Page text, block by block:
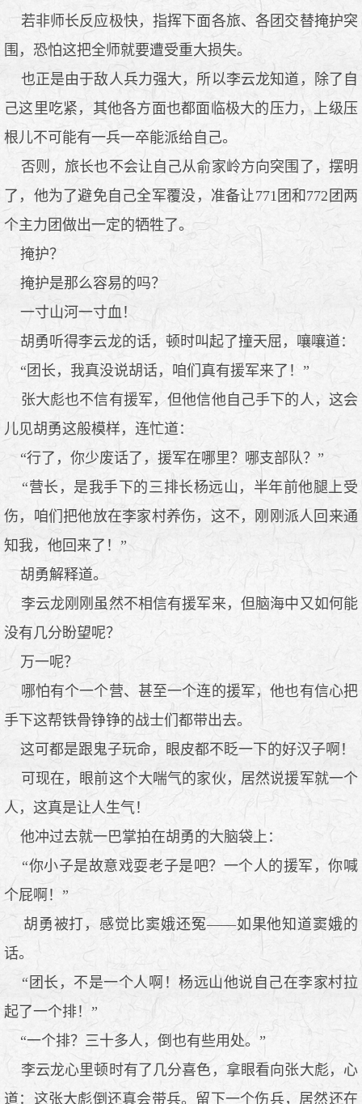
若非师长反应极快，指挥下面各旅、各团交替掩护突
围，恐怕这把全师就要遭受重大损失。
也正是由于敌人兵力强大，所以李云龙知道，除了自
己这里吃紧，其他各方面也都面临极大的压力，上级压
根儿不可能有一兵一卒能派给自己。
否则，旅长也不会让自己从俞家岭方向突围了，摆明
了，他为了避免自己全军覆没，准备让771团和772团两
个主力团做出一定的牺牲了。
掩护？
掩护是那么容易的吗？
一寸山河一寸血！
胡勇听得李云龙的话，顿时叫起了撞天屈，嚷嚷道：
“团长，我真没说胡话，咱们真有援军来了！”
张大彪也不信有援军，但他信他自己手下的人，这会
儿见胡勇这般模样，连忙道：
“行了，你少废话了，援军在哪里？哪支部队？”
“营长，是我手下的三排长杨远山，半年前他腿上受
伤，咱们把他放在李家村养伤，这不，刚刚派人回来通
知我，他回来了！”
胡勇解释道。
李云龙刚刚虽然不相信有援军来，但脑海中又如何能
没有几分盼望呢？
万一呢？
哪怕有个一个营、甚至一个连的援军，他也有信心把
手下这帮铁骨铮铮的战士们都带出去。
这可都是跟鬼子玩命，眼皮都不眨一下的好汉子啊！
可现在，眼前这个大喘气的家伙，居然说援军就一个
人，这真是让人生气！
他冲过去就一巴掌拍在胡勇的大脑袋上：
“你小子是故意戏耍老子是吧？一个人的援军，你喊
个屁啊！”
胡勇被打，感觉比窦娥还冤——如果他知道窦娥的
话。
“团长，不是一个人啊！杨远山他说自己在李家村拉
起了一个排！”
“一个排？三十多人，倒也有些用处。”
李云龙心里顿时有了几分喜色，拿眼看向张大彪，心
道：这张大彪倒还真会带兵。留下一个伤兵，居然还在